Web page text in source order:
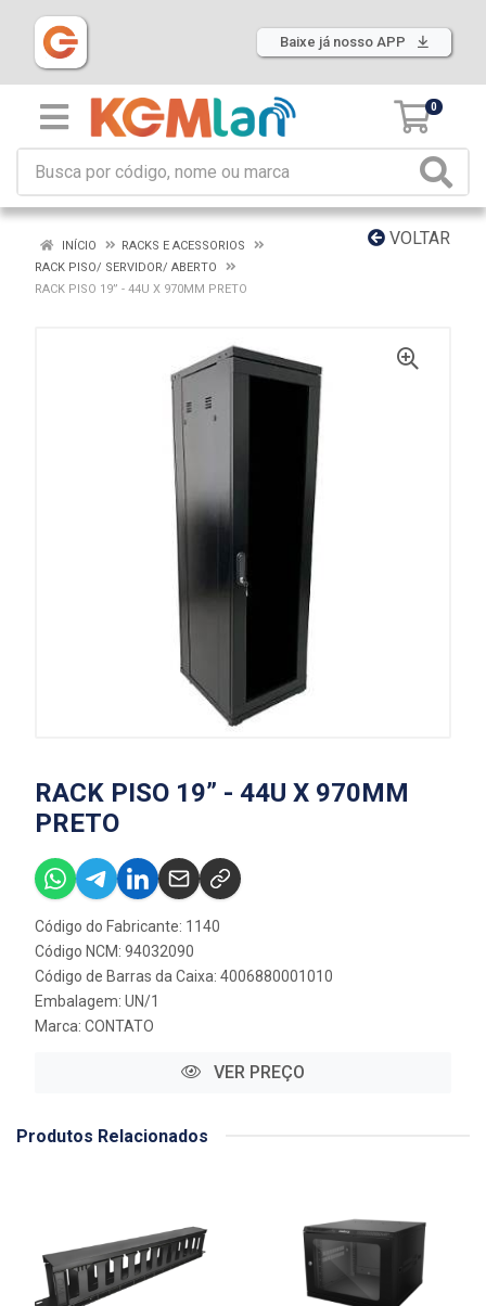
Baixe já nosso APP
0
VOLTAR
INÍCIO
RACKS E ACESSORIOS
RACK PISO/ SERVIDOR/ ABERTO
RACK PISO 19” - 44U X 970MM PRETO
RACK PISO 19” - 44U X 970MM
PRETO
Código do Fabricante: 1140
Código NCM: 94032090
Código de Barras da Caixa: 4006880001010
Embalagem: UN/1
Marca: CONTATO
VER PREÇO
Produtos Relacionados